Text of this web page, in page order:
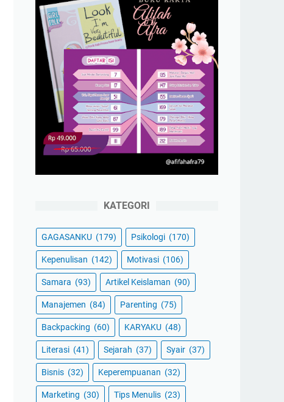
KATEGORI
GAGASANKU (179) Psikologi (170)
Kepenulisan (142) Motivasi (106)
Samara (93) Artikel Keislaman (90)
Manajemen (84) Parenting (75)
Backpacking (60) KARYAKU (48)
Literasi (41) Sejarah (37) Syair (37)
Bisnis (32) Keperempuanan (32)
Marketing (30) Tips Menulis (23)